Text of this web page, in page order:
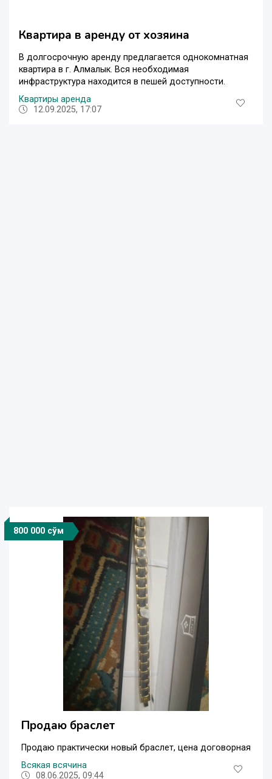
Квартира в аренду от хозяина
В долгосрочную аренду предлагается однокомнатная
квартира в г. Алмалык. Вся необходимая
инфраструктура находится в пешей доступности.
Квартиры аренда
12.09.2025, 17:07
800 000 сўм
Продаю браслет
Продаю практически новый браслет, цена договорная
Всякая всячина
08.06.2025, 09:44